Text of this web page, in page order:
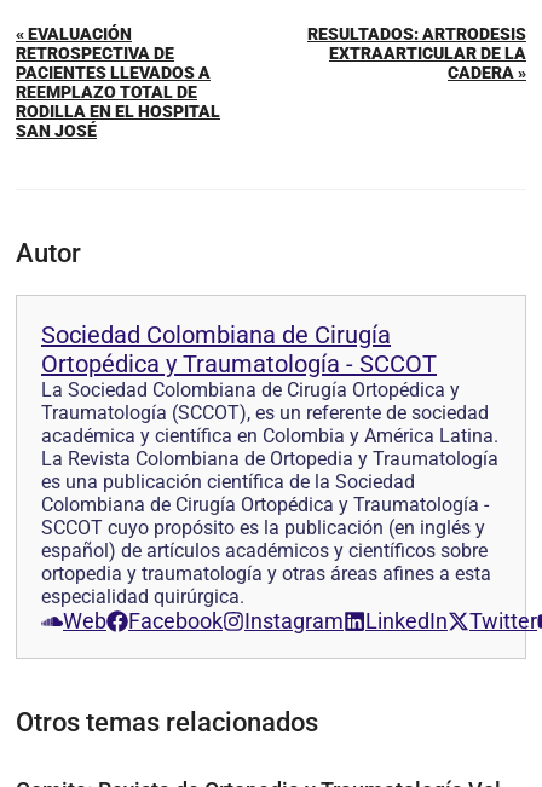
« EVALUACIÓN
RETROSPECTIVA DE
PACIENTES LLEVADOS A
REEMPLAZO TOTAL DE
RODILLA EN EL HOSPITAL
SAN JOSÉ
RESULTADOS: ARTRODESIS
EXTRAARTICULAR DE LA
CADERA »
Autor
Sociedad Colombiana de Cirugía
Ortopédica y Traumatología - SCCOT
La Sociedad Colombiana de Cirugía Ortopédica y
Traumatología (SCCOT), es un referente de sociedad
académica y científica en Colombia y América Latina.
La Revista Colombiana de Ortopedia y Traumatología
es una publicación científica de la Sociedad
Colombiana de Cirugía Ortopédica y Traumatología -
SCCOT cuyo propósito es la publicación (en inglés y
español) de artículos académicos y científicos sobre
ortopedia y traumatología y otras áreas afines a esta
especialidad quirúrgica.
Web Facebook Instagram LinkedIn Twitter
Otros temas relacionados